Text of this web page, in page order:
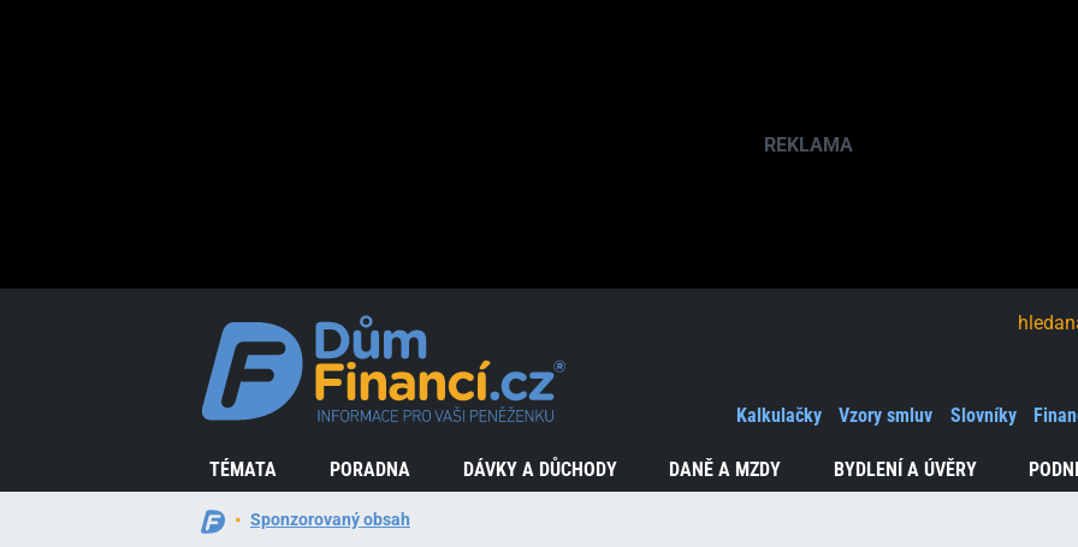
TÉMATA PORADNA DÁVKY A DŮCHODY DANĚ A MZDY BYDLENÍ A ÚVĚRY
Kalkulačky Vzory smluv Slovníky
Sponzorovaný obsah